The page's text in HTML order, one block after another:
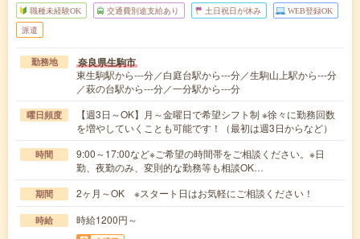
職種未経験OK 交通費別途支給あり 土日祝日が休み WEB登録OK
派遣
勤務地 奈良県生駒市
東生駒駅から---分／白庭台駅から---分／生駒山上駅から---分
／萩の台駅から---分／一分駅から---分
曜日頻度
【週3日～OK】月～金曜日で希望シフト制 ※徐々に勤務回数
を増やしていくことも可能です！（最初は週3日からなど）
時間
9:00～17:00など※ご希望の時間帯をご相談ください。※日
勤、夜勤のみ、変則的な勤務等も相談OK…
期間 2ヶ月～OK ※スタート日はお気軽にご相談ください！
時給 時給1200円～